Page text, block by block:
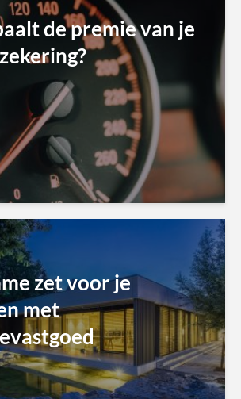
de premie van je
zet voor je
met